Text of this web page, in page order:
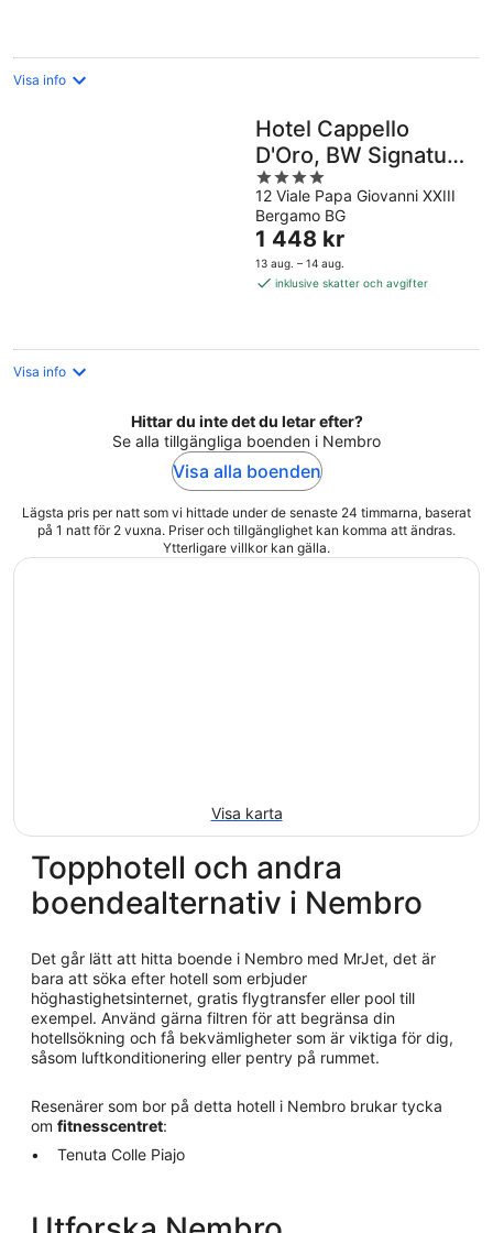
Visa info
Hotel Cappello
D'Oro, BW Signature
Collection
4
out
of
5
12 Viale Papa Giovanni XXIII
Bergamo BG
Priset
är
1 448 kr
1 448 kr
13 aug. – 14 aug.
inklusive skatter och avgifter
Visa info
Hittar du inte det du letar efter?
Se alla tillgängliga boenden i Nembro
Visa alla boenden
Lägsta pris per natt som vi hittade under de senaste 24 timmarna, baserat
på 1 natt för 2 vuxna. Priser och tillgänglighet kan komma att ändras.
Ytterligare villkor kan gälla.
Visa karta
Topphotell och andra
boendealternativ i Nembro
Det går lätt att hitta boende i Nembro med MrJet, det är
bara att söka efter hotell som erbjuder
höghastighetsinternet, gratis flygtransfer eller pool till
exempel. Använd gärna filtren för att begränsa din
hotellsökning och få bekvämligheter som är viktiga för dig,
såsom luftkonditionering eller pentry på rummet.
Resenärer som bor på detta hotell i Nembro brukar tycka
om fitnesscentret:
Tenuta Colle Piajo